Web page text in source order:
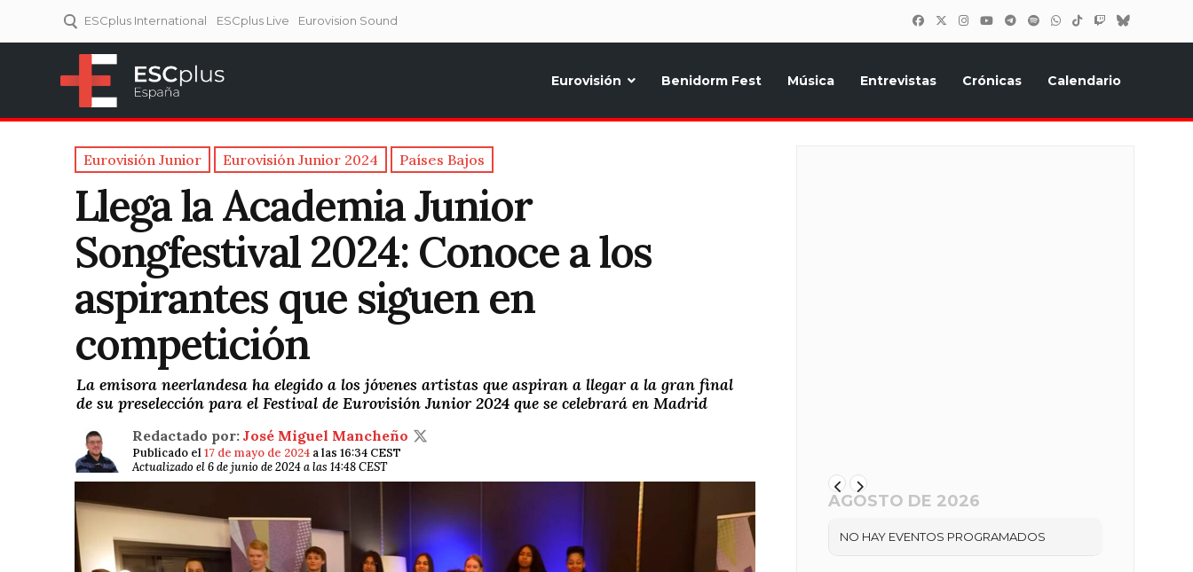
ESCplus International ESCplus Live Eurovision Sound
Eurovisión Benidorm Fest Música Entrevistas Crónicas Calendario
Eurovisión Junior Eurovisión Junior 2024 Países Bajos
Llega la Academia Junior
Songfestival 2024: Conoce a los
aspirantes que siguen en
competición
La emisora neerlandesa ha elegido a los jóvenes artistas que aspiran a llegar a la gran final
de su preselección para el Festival de Eurovisión Junior 2024 que se celebrará en Madrid
Redactado por: José Miguel Mancheño
Publicado el17 de mayo de 2024 a las 16:34 CEST
Actualizado el 6 de junio de 2024 a las 14:48 CEST
AGOSTO DE 2026
NO HAY EVENTOS PROGRAMADOS